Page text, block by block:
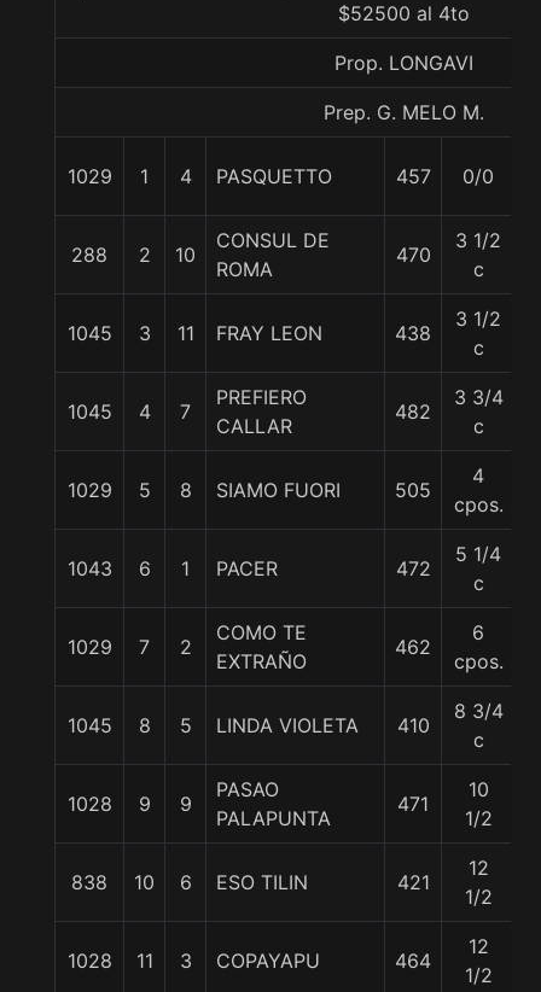
$52500 al 4to
Prop. LONGAVI
Prep. G. MELO M.
1029 1 4 PASQUETTO 457 0/0
288 2 10
CONSUL DE
ROMA
470
3 1/2
c
1045 3 11 FRAY LEON 438
3 1/2
c
1045 4 7
PREFIERO
CALLAR
482
3 3/4
c
1029 5 8 SIAMO FUORI 505
4
cpos.
1043 6 1 PACER 472
5 1/4
c
1029 7 2
COMO TE
EXTRAÑO
462
6
cpos.
1045 8 5 LINDA VIOLETA 410
8 3/4
c
1028 9 9
PASAO
PALAPUNTA
471
10
1/2
838 10 6 ESO TILIN 421
12
1/2
1028 11 3 COPAYAPU 464
12
1/2